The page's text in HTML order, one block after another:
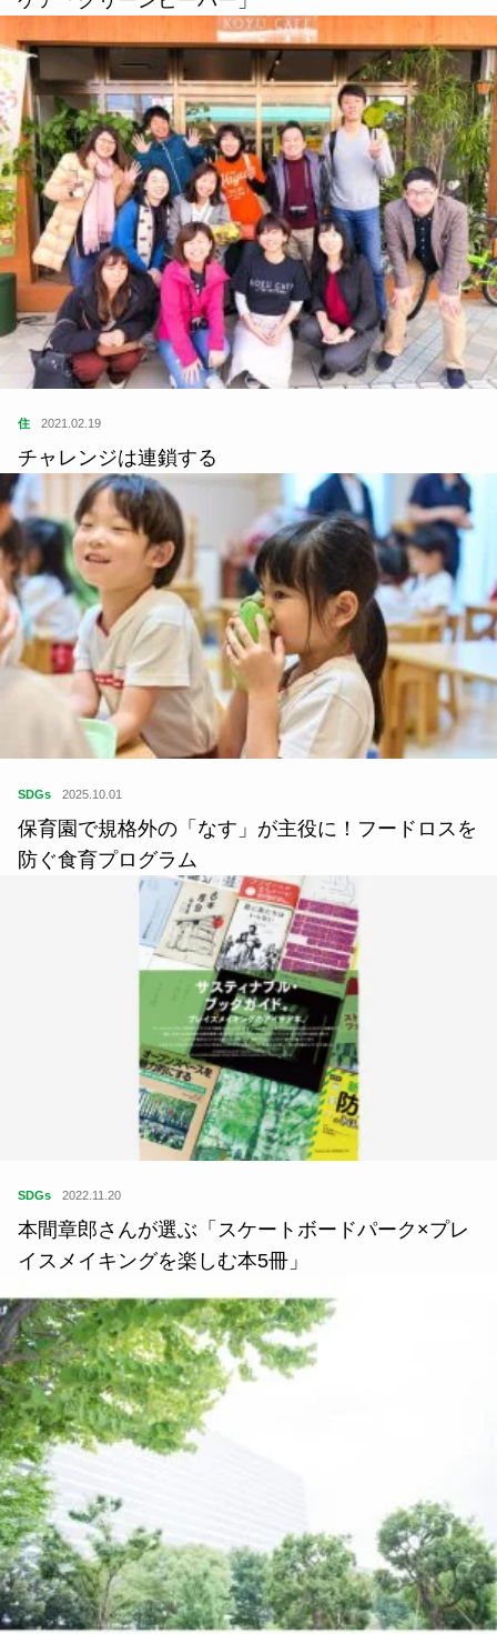
住 2021.02.19
チャレンジは連鎖する
SDGs 2025.10.01
保育園で規格外の「なす」が主役に！フードロスを
防ぐ食育プログラム
SDGs 2022.11.20
本間章郎さんが選ぶ「スケートボードパーク×プレ
イスメイキングを楽しむ本5冊」